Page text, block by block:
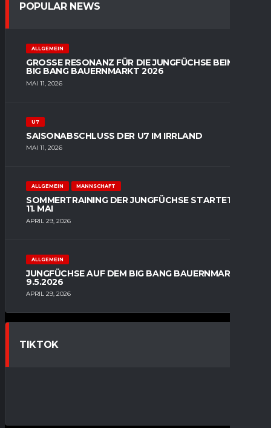
POPULAR NEWS
ALLGEMEIN
GROSSE RESONANZ FÜR DIE JUNGFÜCHSE BEIM B
IG BANG BAUERNMARKT 2026
MAI 11, 2026
U7
SAISONABSCHLUSS DER U7 IM IRRLAND
MAI 11, 2026
ALLGEMEIN MANNSCHAFT
SOMMERTRAINING DER JUNGFÜCHSE STARTET AM
11. MAI
APRIL 29, 2026
ALLGEMEIN
JUNGFÜCHSE AUF DEM BIG BANG BAUERNMARKT
9.5.2026
APRIL 29, 2026
TIKTOK